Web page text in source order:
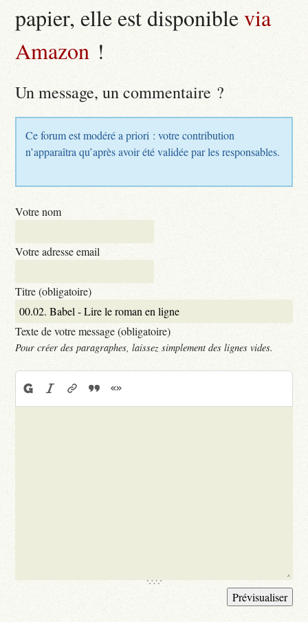
papier, elle est disponiblevia
Amazon !
Un message, un commentaire ?
Ce forum est modéré a priori : votre contribution
n’apparaîtra qu’après avoir été validée par les responsables.
Votre nom
Votre adresse email
Titre (obligatoire)
Texte de votre message (obligatoire)
Pour créer des paragraphes, laissez simplement des lignes vides.